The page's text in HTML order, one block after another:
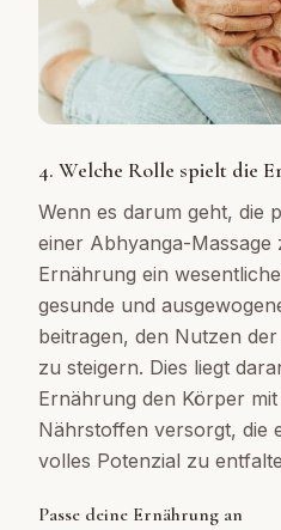
4. Welche Rolle spielt die
Wenn es darum geht, die
einer Abhyanga-Massage
Ernährung ein
gesunde und
beitragen, den Nutzen
zu steigern. Dies liegt
Ernährung den Körper
Nährstoffen versorgt, die
volles Potenzial zu
Passe deine Ernährung an